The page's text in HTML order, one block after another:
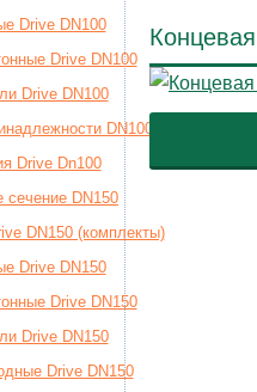
Drive DN100
Drive DN100
Drive DN100
DN100
Drive Dn100
сечение DN150
DN150 (комплекты)
Drive DN150
Drive DN150
Drive DN150
Drive DN150